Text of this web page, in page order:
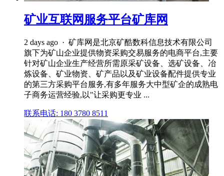
矿业互联网服务平台矿库网
2 days ago · 矿库网是北京矿酷数科信息技术有限公司
旗下为矿山企业提供物资采购交易服务的电商平台,主要
针对矿山企业生产经营所需原采矿设备、选矿设备、冶
炼设备、矿业物资、矿产品以及矿业设备配件提供专业
的第三方采购平台服务,有多年服务大中型矿企的成熟电
子商务运营经验,以"让采购更专业 ...
联系电话: 180 3780 8511